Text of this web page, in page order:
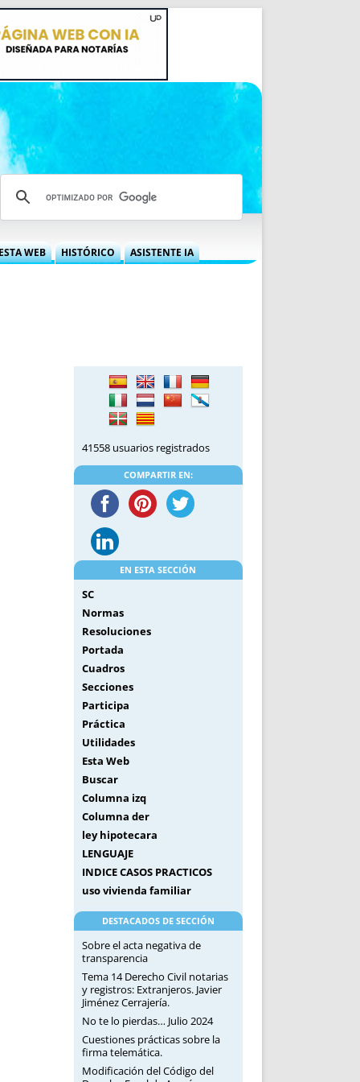
WEB
CONVENCIONES ANUALES
POLÍTICA DE PRIVACIDAD
AVISO LEGAL
REPORTAR INCIDENCIA
LOGOTIPO
ENTREVISTAS
SONRISA
ENVÍA CORREO
CANALES DE VÍDEO
HISTÓRICO ASISTENTE IA
41558 usuarios registrados
COMPARTIR EN:
EN ESTA SECCIÓN
SC
Normas
Resoluciones
Portada
Cuadros
Secciones
Participa
Práctica
Utilidades
Esta Web
Buscar
Columna izq
Columna der
ley hipotecara
LENGUAJE
INDICE CASOS PRACTICOS
uso vivienda familiar
DESTACADOS DE SECCIÓN
Sobre el acta negativa de
transparencia
Tema 14 Derecho Civil notarias
y registros: Extranjeros. Javier
Jiménez Cerrajería.
No te lo pierdas… Julio 2024
Cuestiones prácticas sobre la
firma telemática.
Modificación del Código del